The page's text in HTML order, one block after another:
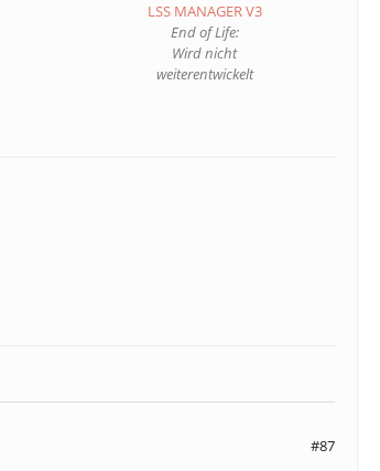
LSS MANAGER V3
End of Life:
Wird nicht
weiterentwickelt
#87